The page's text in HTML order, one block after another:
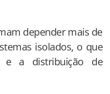
depender mais de
isolados, o que
e a distribuição de